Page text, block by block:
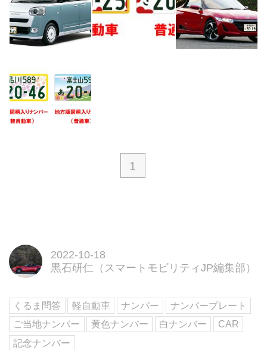
1
2022-10-18
黒石研仁（スマートモビリティJP編集部）
くるま問答 軽自動車 ナンバー
ナンバープレート
ご当地ナンバー
黄色ナンバー 白ナンバー
CAR
記念ナンバー